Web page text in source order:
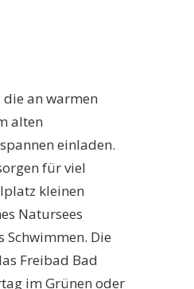
an warmen
alten
einladen.
für viel
kleinen
Natursees
Die
Freibad Bad
im Grünen oder